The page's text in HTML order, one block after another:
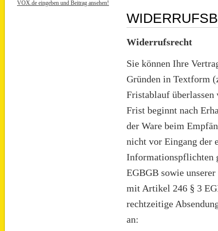
VOX.de eingeben und Beitrag ansehen!
Widerrufsrecht
Sie können Ihre
Gründen in Textform
Fristablauf überlassen
Frist beginnt nach
der Ware beim
nicht vor Eingang der
Informationspflichten
EGBGB sowie
mit Artikel 246 § 3
rechtzeitige
an: